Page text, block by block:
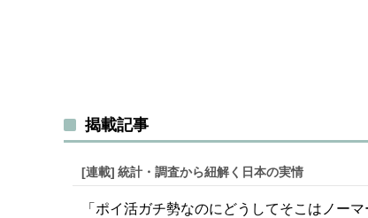
揭載記事
[連載] 統計・調査から紐解く日本の実情
「ポイ活ガチ勢なのにどうしてそこはノー